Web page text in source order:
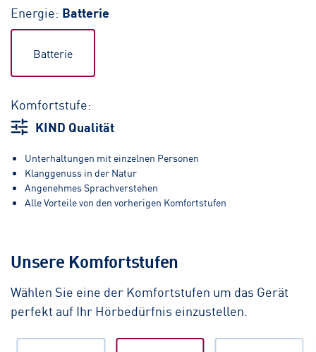
Energie: Batterie
Batterie
Komfortstufe:
KIND Qualität
Unterhaltungen mit einzelnen Personen
Klanggenuss in der Natur
Angenehmes Sprachverstehen
Alle Vorteile von den vorherigen Komfortstufen
Unsere Komfortstufen
Wählen Sie eine der Komfortstufen um das Gerät
perfekt auf Ihr Hörbedürfnis einzustellen.